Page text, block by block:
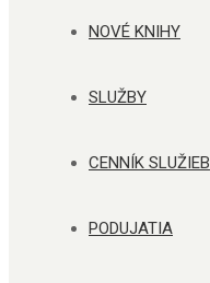
NOVÉ KNIHY
SLUŽBY
CENNÍK SLUŽIEB
PODUJATIA